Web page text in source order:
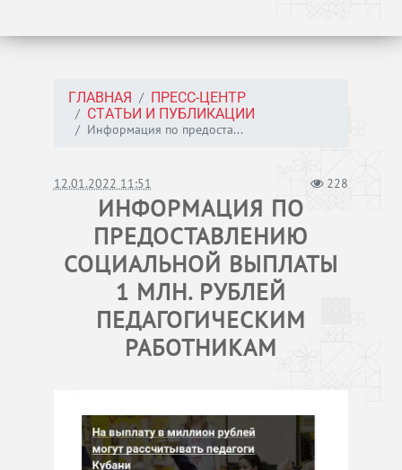
ГЛАВНАЯ
ПРЕСС-ЦЕНТР
СТАТЬИ И ПУБЛИКАЦИИ
Информация по предоста...
12.01.2022 11:51 228
ИНФОРМАЦИЯ ПО
ПРЕДОСТАВЛЕНИЮ
СОЦИАЛЬНОЙ ВЫПЛАТЫ
1 МЛН. РУБЛЕЙ
ПЕДАГОГИЧЕСКИМ
РАБОТНИКАМ